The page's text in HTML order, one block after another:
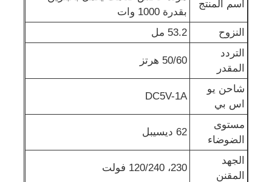
صيانة المولد
مجموعة مولدات اللحام
محركات الديزل
مضخة مياه الصرف الصحي
اسم المنتج
بقدرة 1000 وات
النزوح
53.2 مل
التردد
المقدر
50/60 هرتز
شاحن يو
اس بي
DC5V-1A
مستوى
الضوضاء
62 ديسيبل
الجهد
المقنن
230، 120/240 فولت